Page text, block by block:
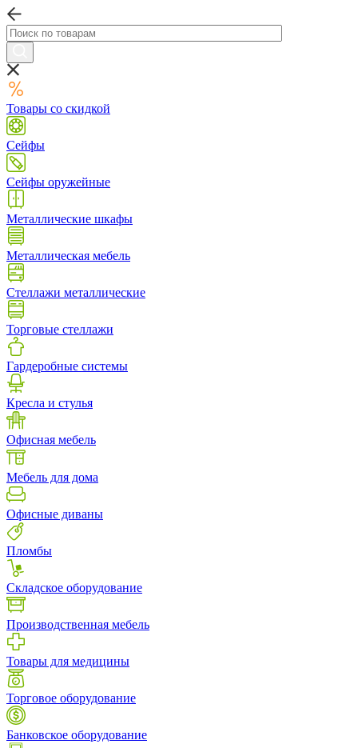
Товары со скидкой
Сейфы
Сейфы оружейные
Металлические шкафы
Металлическая мебель
Стеллажи металлические
Торговые стеллажи
Гардеробные системы
Кресла и стулья
Офисная мебель
Мебель для дома
Офисные диваны
Пломбы
Складское оборудование
Производственная мебель
Товары для медицины
Торговое оборудование
Банковское оборудование